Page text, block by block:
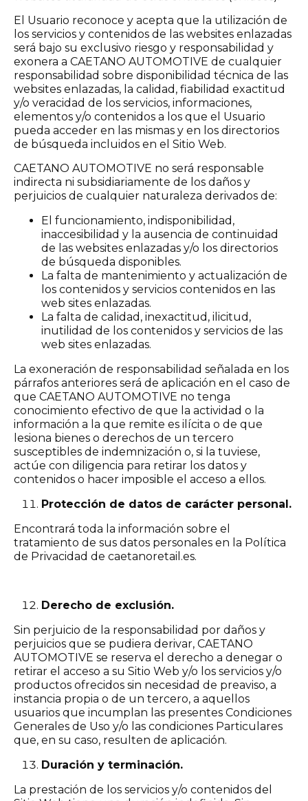
El Usuario reconoce y acepta que la utilización de
los servicios y contenidos de las websites enlazadas
será bajo su exclusivo riesgo y responsabilidad y
exonera a CAETANO AUTOMOTIVE de cualquier
responsabilidad sobre disponibilidad técnica de las
websites enlazadas, la calidad, fiabilidad exactitud
y/o veracidad de los servicios, informaciones,
elementos y/o contenidos a los que el Usuario
pueda acceder en las mismas y en los directorios
de búsqueda incluidos en el Sitio Web.
CAETANO AUTOMOTIVE no será responsable
indirecta ni subsidiariamente de los daños y
perjuicios de cualquier naturaleza derivados de:
El funcionamiento, indisponibilidad,
inaccesibilidad y la ausencia de continuidad
de las websites enlazadas y/o los directorios
de búsqueda disponibles.
La falta de mantenimiento y actualización de
los contenidos y servicios contenidos en las
web sites enlazadas.
La falta de calidad, inexactitud, ilicitud,
inutilidad de los contenidos y servicios de las
web sites enlazadas.
La exoneración de responsabilidad señalada en los
párrafos anteriores será de aplicación en el caso de
que CAETANO AUTOMOTIVE no tenga
conocimiento efectivo de que la actividad o la
información a la que remite es ilícita o de que
lesiona bienes o derechos de un tercero
susceptibles de indemnización o, si la tuviese,
actúe con diligencia para retirar los datos y
contenidos o hacer imposible el acceso a ellos.
Protección de datos de carácter personal.
Encontrará toda la información sobre el
tratamiento de sus datos personales en la Política
de Privacidad de caetanoretail.es.
Derecho de exclusión.
Sin perjuicio de la responsabilidad por daños y
perjuicios que se pudiera derivar, CAETANO
AUTOMOTIVE se reserva el derecho a denegar o
retirar el acceso a su Sitio Web y/o los servicios y/o
productos ofrecidos sin necesidad de preaviso, a
instancia propia o de un tercero, a aquellos
usuarios que incumplan las presentes Condiciones
Generales de Uso y/o las condiciones Particulares
que, en su caso, resulten de aplicación.
Duración y terminación.
La prestación de los servicios y/o contenidos del